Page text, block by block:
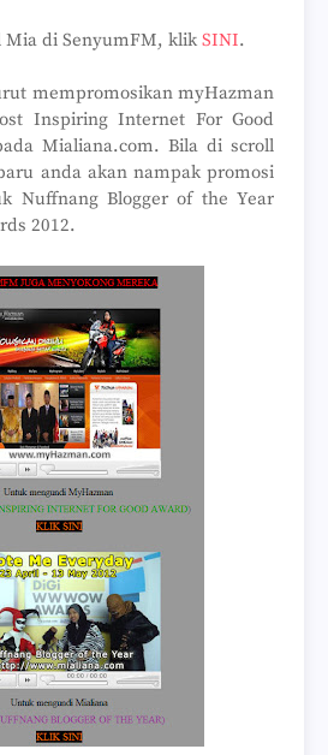
di SenyumFM, klik SINI.
mempromosikan myHazman
Inspiring Internet For Good
Mialiana.com. Bila di scroll
anda akan nampak promosi
Nuffnang Blogger of the Year
2012.